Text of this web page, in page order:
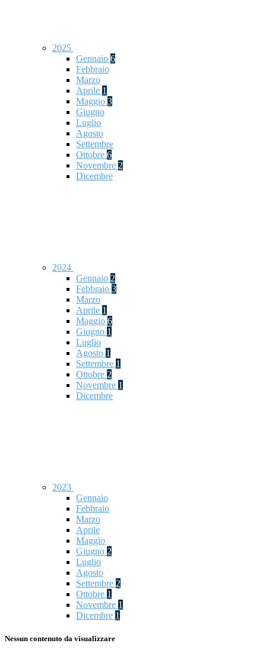
2025
Gennaio 6
Febbraio
Marzo
Aprile 1
Maggio 3
Giugno
Luglio
Agosto
Settembre
Ottobre 6
Novembre 2
Dicembre
2024
Gennaio 2
Febbraio 3
Marzo
Aprile 1
Maggio 6
Giugno 1
Luglio
Agosto 1
Settembre 1
Ottobre 2
Novembre 1
Dicembre
2023
Gennaio
Febbraio
Marzo
Aprile
Maggio
Giugno 2
Luglio
Agosto
Settembre 2
Ottobre 1
Novembre 1
Dicembre 1
Nessun contenuto da visualizzare